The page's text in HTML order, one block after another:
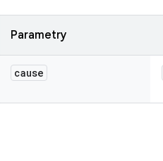
Parametry
cause